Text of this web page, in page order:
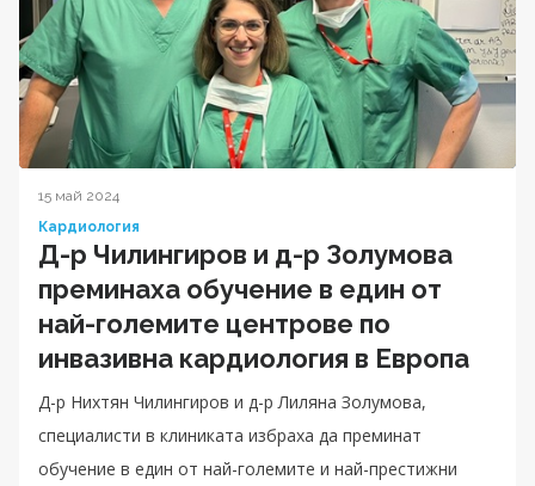
15 май 2024
Кардиология
Д-р Чилингиров и д-р Золумова
преминаха обучение в един от
най-големите центрове по
инвазивна кардиология в Европа
Д-р Нихтян Чилингиров и д-р Лиляна Золумова,
специалисти в клиниката избраха да преминат
обучение в един от най-големите и най-престижни